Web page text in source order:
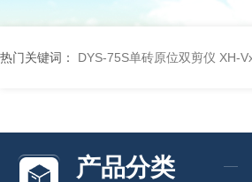
热门关键词： DYS-75S单砖原位双剪仪 XH-
产品分类